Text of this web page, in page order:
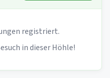
registriert.
in dieser Höhle!